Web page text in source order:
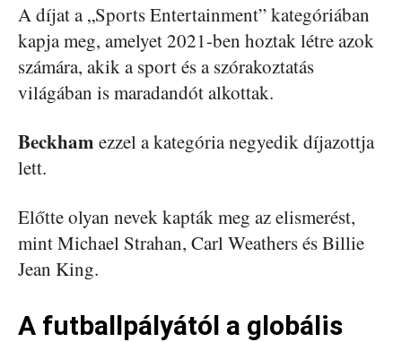
A díjat a „Sports Entertainment” kategóriában
kapja meg, amelyet 2021-ben hoztak létre azok
számára, akik a sport és a szórakoztatás
világában is maradandót alkottak.
Beckham ezzel a kategória negyedik díjazottja
lett.
Előtte olyan nevek kapták meg az elismerést,
mint Michael Strahan, Carl Weathers és Billie
Jean King.
A futballpályától a globális